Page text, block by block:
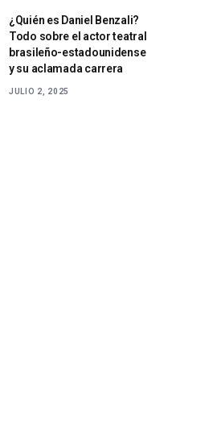
¿Quién es Daniel Benzali?
Todo sobre el actor teatral
brasileño-estadounidense
y su aclamada carrera
JULIO 2, 2025